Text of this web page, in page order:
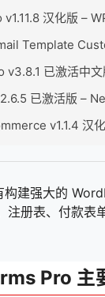
汉化版 –
Template
v3.8.1 已激活中
已激活版 –
v1.1.4 汉
激活中文版 –
件合集 [2023-7-
建强大的
注册表、付款表
Pro 主